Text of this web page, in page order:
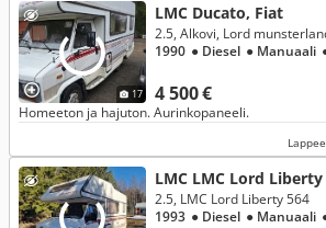
17
LMC Ducato, Fiat
4 500 €
2.5, Alkovi, Lord
1990 ● Diesel ● Manuaali
Homeeton ja hajuton. Aurinkopaneeli.
LMC LMC Lord
2.5, LMC Lord Liberty 564
1993 ● Diesel ● Manuaali